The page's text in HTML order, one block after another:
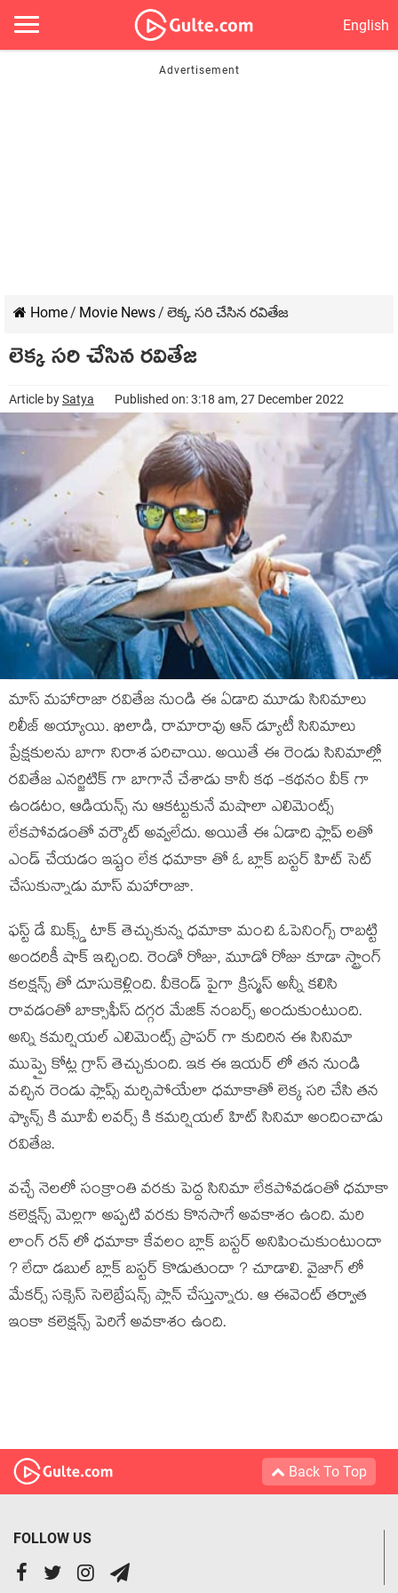
English
Home/ Movie News/ లెక్క సరి చేసిన రవితేజ
లెక్క సరి చేసిన రవితేజ
Article bySatya Published on: 3:18 am, 27 December 2022
మాస్ మహారాజా రవితేజ నుండి ఈ ఏడాది మూడు సినిమాలు
రిలీజ్ అయ్యాయి. ఖిలాడి, రామారావు ఆన్ డ్యూటీ సినిమాలు
ప్రేక్షకులను బాగా నిరాశ పరిచాయి. అయితే ఈ రెండు సినిమాల్లో
రవితేజ ఎనర్జిటిక్ గా బాగానే చేశాడు కానీ కథ -కథనం వీక్ గా
ఉండటం, ఆడియన్స్ ను ఆకట్టుకునే మషాలా ఎలిమెంట్స్
లేకపోవడంతో వర్కౌట్ అవ్వలేదు. అయితే ఈ ఏడాది ఫ్లాప్ లతో
ఎండ్ చేయడం ఇష్టం లేక ధమాకా తో ఓ బ్లాక్ బస్టర్ హిట్ సెట్
చేసుకున్నాడు మాస్ మహారాజా.
ఫస్ట్ డే మిక్స్డ్ టాక్ తెచ్చుకున్న ధమాకా మంచి ఓపెనింగ్స్ రాబట్టి
అందరికీ షాక్ ఇచ్చింది. రెండో రోజు, మూడో రోజు కూడా స్ట్రాంగ్
కలక్షన్స్ తో దూసుకెళ్లింది. వీకెండ్ పైగా క్రిస్మస్ అన్నీ కలిసి
రావడంతో బాక్సాఫీస్ దగ్గర మేజిక్ నంబర్స్ అందుకుంటుంది.
అన్ని కమర్షియల్ ఎలిమెంట్స్ ప్రాపర్ గా కుదిరిన ఈ సినిమా
ముప్పై కోట్ల గ్రాస్ తెచ్చుకుంది. ఇక ఈ ఇయర్ లో తన నుండి
వచ్చిన రెండు ఫ్లాప్స్ మర్చిపోయేలా ధమాకాతో లెక్క సరి చేసి తన
ఫ్యాన్స్ కి మూవీ లవర్స్ కి కమర్షియల్ హిట్ సినిమా అందించాడు
రవితేజ.
వచ్చే నెలలో సంక్రాంతి వరకు పెద్ద సినిమా లేకపోవడంతో ధమాకా
కలెక్షన్స్ మెల్లగా అప్పటి వరకు కొనసాగే అవకాశం ఉంది. మరి
లాంగ్ రన్ లో ధమాకా కేవలం బ్లాక్ బస్టర్ అనిపించుకుంటుందా
? లేదా డబుల్ బ్లాక్ బస్టర్ కొడుతుందా ? చూడాలి. వైజాగ్ లో
మేకర్స్ సక్సెస్ సెలెబ్రేషన్స్ ప్లాన్ చేస్తున్నారు. ఆ ఈవెంట్ తర్వాత
ఇంకా కలెక్షన్స్ పెరిగే అవకాశం ఉంది.
Back To Top
FOLLOW US